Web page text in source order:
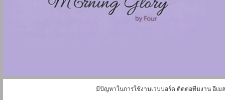
มีปัญหาในการใช้งานเวบบอร์ด ติดต่อทีมงาน อีเม